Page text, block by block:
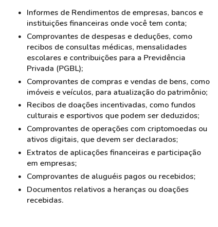
Informes de Rendimentos de empresas, bancos e
instituições financeiras onde você tem conta;
Comprovantes de despesas e deduções, como
recibos de consultas médicas, mensalidades
escolares e contribuições para a Previdência
Privada (PGBL);
Comprovantes de compras e vendas de bens, como
imóveis e veículos, para atualização do patrimônio;
Recibos de doações incentivadas, como fundos
culturais e esportivos que podem ser deduzidos;
Comprovantes de operações com criptomoedas ou
ativos digitais, que devem ser declarados;
Extratos de aplicações financeiras e participação
em empresas;
Comprovantes de aluguéis pagos ou recebidos;
Documentos relativos a heranças ou doações
recebidas.